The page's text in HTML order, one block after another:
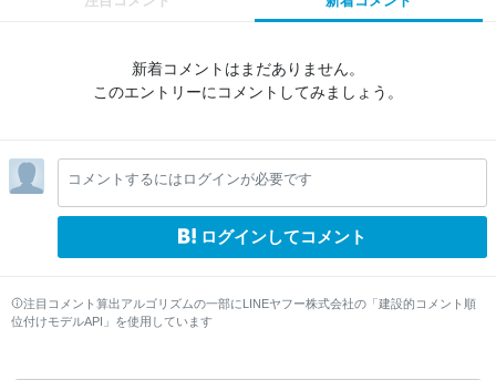
新着コメントはまだありません。
このエントリーにコメントしてみましょう。
コメントするにはログインが必要です
ログインしてコメント
注目コメント算出アルゴリズムの一部にLINEヤフー株式会社の「建設的コメント順
位付けモデルAPI」を使用しています